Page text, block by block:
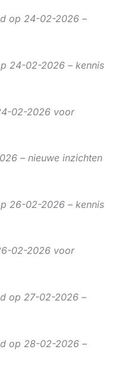
op 24-02-2026 –
24-02-2026 – kennis
02-2026 voor
– nieuwe inzichten
26-02-2026 – kennis
02-2026 voor
op 27-02-2026 –
op 28-02-2026 –